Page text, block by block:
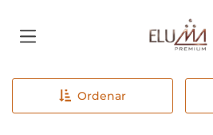
Página
Ordenar